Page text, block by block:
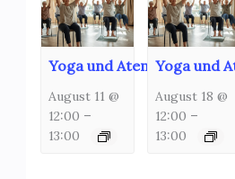
Yoga und Atemschulung
August 11 @
12:00 –
13:00
Yoga und
August 18 @
12:00 –
13:00